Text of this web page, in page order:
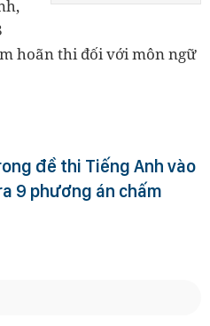
hoãn thi đối với môn ngữ
đề thi Tiếng Anh vào
9 phương án chấm